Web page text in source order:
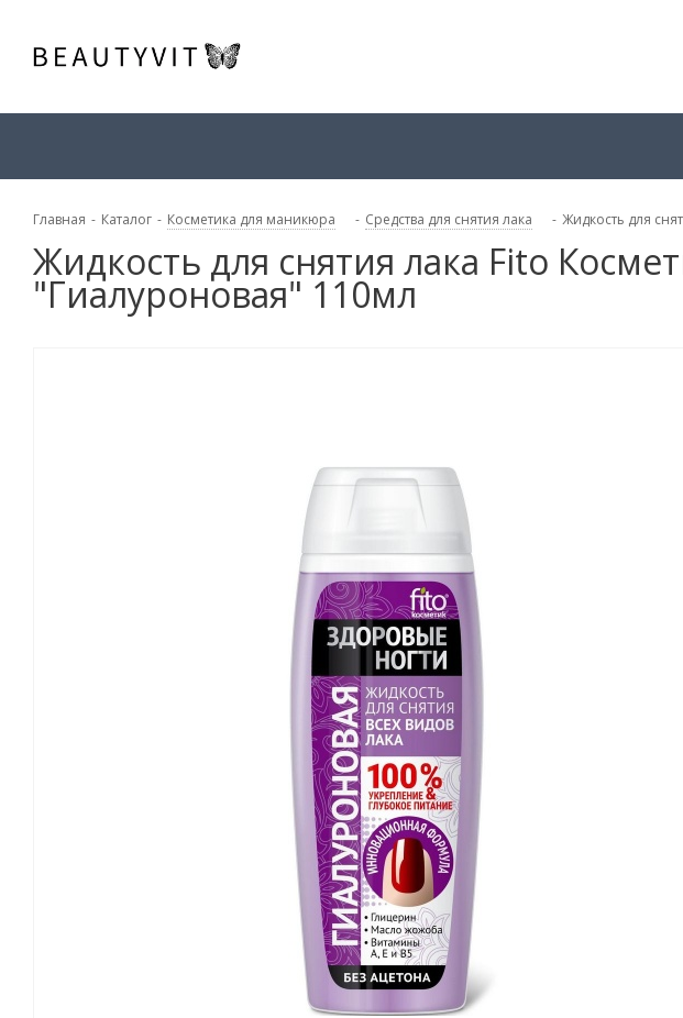
Главная - Каталог - Косметика для маникюра - Средства для снятия лака - Жидкость для
Жидкость для снятия лака Fito
"Гиалуроновая" 110мл